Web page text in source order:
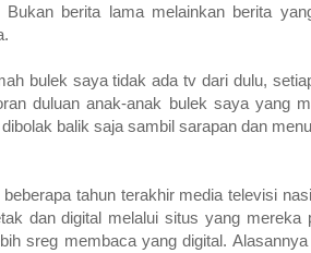
Bukan berita lama melainkan berita
bulek saya tidak ada tv dari dulu,
duluan anak-anak bulek saya yang
balik saja sambil sarapan dan
tahun terakhir media televisi
dan digital melalui situs yang
sreg membaca yang digital.